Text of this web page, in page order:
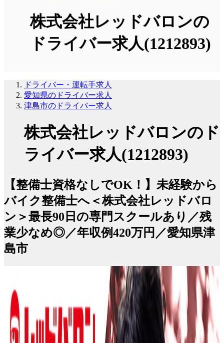
株式会社レッドバロンの
ドライバー求人(1212893)
ドライバー・運転手求人
愛知県のドライバー求人
津島市のドライバー求人
株式会社レッドバロンのド
ライバー求人(1212893)
【整備士資格なしでOK！】未経験から
バイク整備士へ＜株式会社レッドバロ
ン＞最長90日の専門スクールあり／残
業少なめ◎／年収例420万円／愛知県津
島市